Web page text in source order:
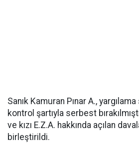
Sanık Kamuran Pınar A.,
kontrol şartıyla serbest
ve kızı E.Z.A. hakkında açılan
birleştirildi.